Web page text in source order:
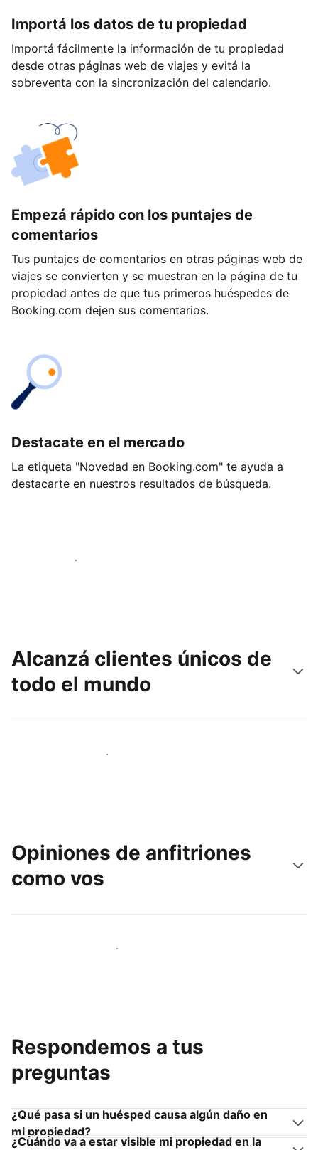
Importá los datos de tu propiedad
Importá fácilmente la información de tu propiedad
desde otras páginas web de viajes y evitá la
sobreventa con la sincronización del calendario.
Empezá rápido con los puntajes de
comentarios
Tus puntajes de comentarios en otras páginas web de
viajes se convierten y se muestran en la página de tu
propiedad antes de que tus primeros huéspedes de
Booking.com dejen sus comentarios.
Destacate en el mercado
La etiqueta "Novedad en Booking.com" te ayuda a
destacarte en nuestros resultados de búsqueda.
Empezá hoy mismo
Alcanzá clientes únicos de
todo el mundo
Llegá a huéspedes nuevos hoy
Opiniones de anfitriones
como vos
Unite a otros anfitriones como vos
Respondemos a tus
preguntas
¿Qué pasa si un huésped causa algún daño en
mi propiedad?
¿Cuándo va a estar visible mi propiedad en la